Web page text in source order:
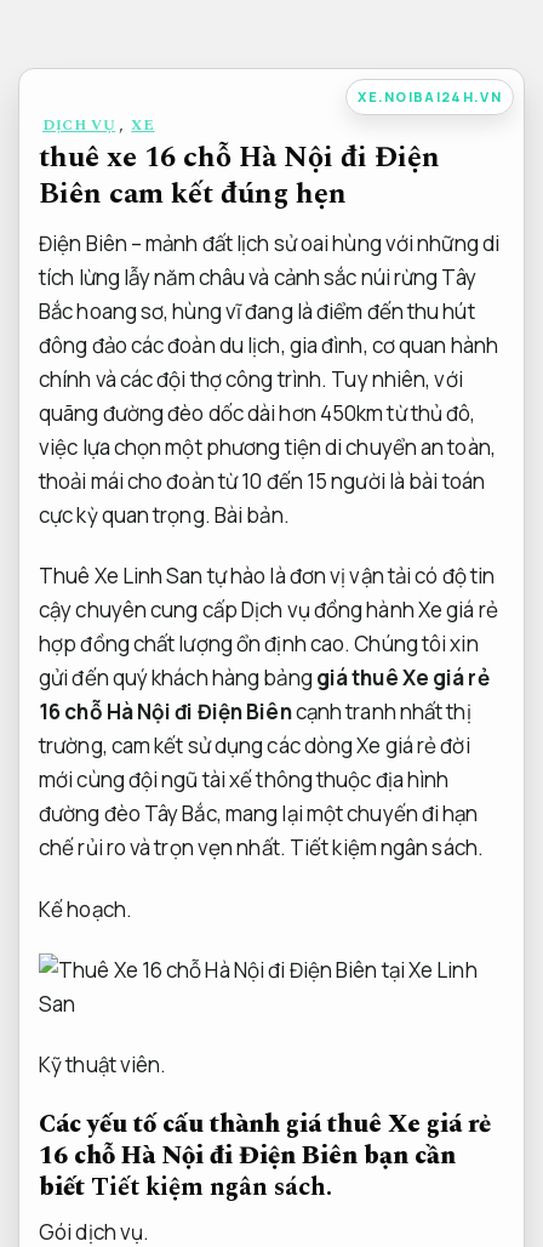
nội
dung
XE.NOIBAI24H.VN
DỊCH VỤ , XE
thuê xe 16 chỗ Hà Nội đi Điện
Biên cam kết đúng hẹn
Điện Biên – mảnh đất lịch sử oai hùng với những di
tích lừng lẫy năm châu và cảnh sắc núi rừng Tây
Bắc hoang sơ, hùng vĩ đang là điểm đến thu hút
đông đảo các đoàn du lịch, gia đình, cơ quan hành
chính và các đội thợ công trình. Tuy nhiên, với
quãng đường đèo dốc dài hơn 450km từ thủ đô,
việc lựa chọn một phương tiện di chuyển an toàn,
thoải mái cho đoàn từ 10 đến 15 người là bài toán
cực kỳ quan trọng. Bài bản.
Thuê Xe Linh San tự hào là đơn vị vận tải có độ tin
cậy chuyên cung cấp Dịch vụ đồng hành Xe giá rẻ
hợp đồng chất lượng ổn định cao. Chúng tôi xin
gửi đến quý khách hàng bảng giá thuê Xe giá rẻ
16 chỗ Hà Nội đi Điện Biêncạnh tranh nhất thị
trường, cam kết sử dụng các dòng Xe giá rẻ đời
mới cùng đội ngũ tài xế thông thuộc địa hình
đường đèo Tây Bắc, mang lại một chuyến đi hạn
chế rủi ro và trọn vẹn nhất. Tiết kiệm ngân sách.
Kế hoạch.
Kỹ thuật viên.
Các yếu tố cấu thành giá thuê Xe giá rẻ
16 chỗ Hà Nội đi Điện Biên bạn cần
biếtTiết kiệm ngân sách.
Gói dịch vụ.